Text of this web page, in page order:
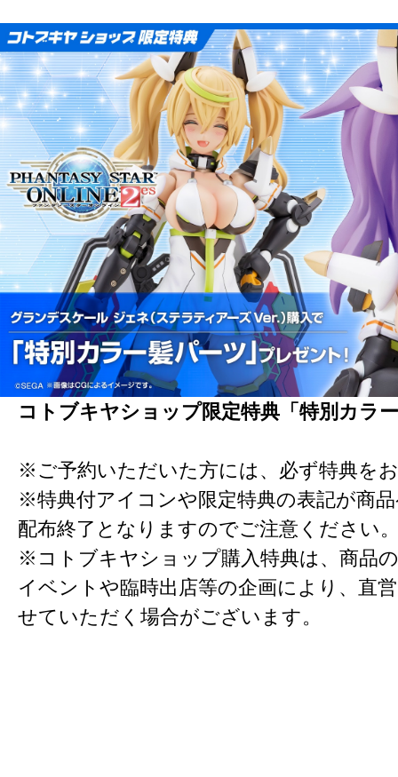
コトブキヤショップ限定特典「特別カラ
※ご予約いただいた方には、必ず特典を
※特典付アイコンや限定特典の表記が商
配布終了となりますのでご注意ください
※コトブキヤショップ購入特典は、商品
イベントや臨時出店等の企画により、直
せていただく場合がございます。